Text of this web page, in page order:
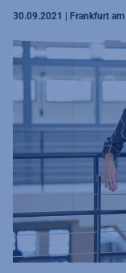
30.09.2021 | Frankfurt